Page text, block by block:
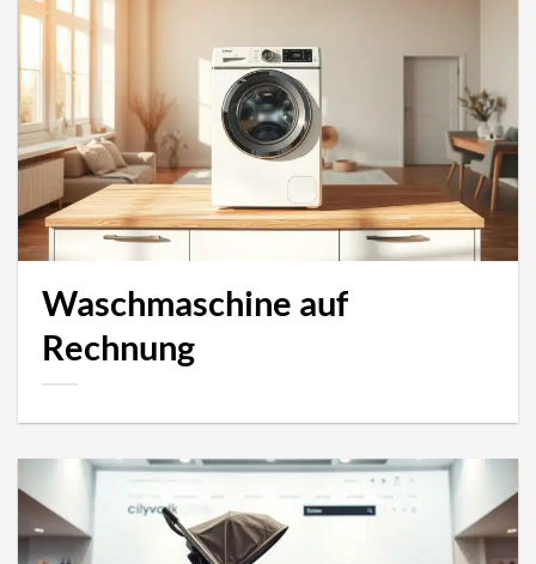
Waschmaschine auf
Rechnung